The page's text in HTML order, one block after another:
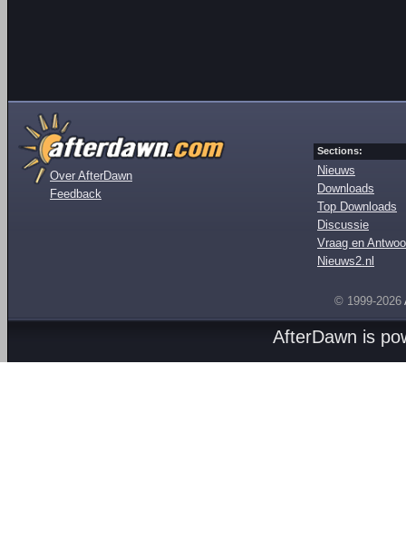
Over AfterDawn
Feedback
Sections:
Nieuws
Downloads
Top Downloads
Discussie
Vraag en
Nieuws2.nl
© 1999-2026
AfterDawn is